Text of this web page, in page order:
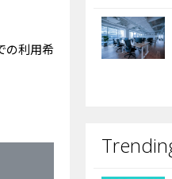
の利用希